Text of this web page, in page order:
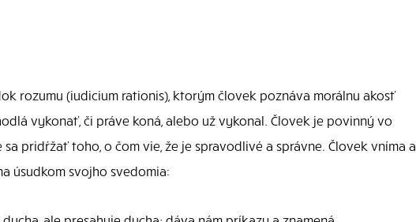
rozumu (iudicium rationis), ktorým človek poznáva morálnu akosť
vykonať, či práve koná, alebo už vykonal. Človek je povinný vo
pridŕžať toho, o čom vie, že je spravodlivé a správne. Človek vníma a
úsudkom svojho svedomia: